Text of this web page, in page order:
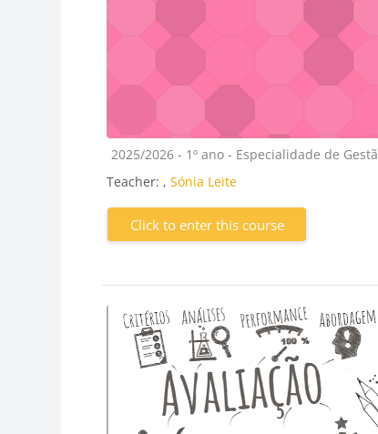
Course category
2025/2026 - 1º ano - Especialidade de
Teacher: ,Sónia Leite
Click to enter this course